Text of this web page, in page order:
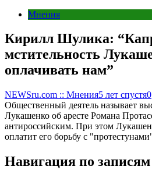
Мнения
Кирилл Шулика:
мстительность
оплачивать нам”
NEWSru.com :: Мнения5 лет спустя0
Общественный деятель называет
Лукашенко об аресте Романа
антироссийским. При этом
оплатит его борьбу с
Навигация по записям